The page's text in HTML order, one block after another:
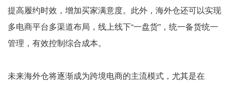
提高履约时效，增加买家满意度。此外，海外仓还可以实现
多电商平台多渠道布局，线上线下“一盘货”，统一备货统一
管理，有效控制综合成本。
未来海外仓将逐渐成为跨境电商的主流模式，尤其是在